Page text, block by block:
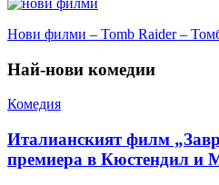
Навигация
Нови филми – Tomb Raider –
Най-нови комедии
Комедия
Италианският филм
премиера в Кюстендил и